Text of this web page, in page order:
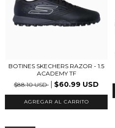
BOTINES SKECHERS RAZOR - 1.5
ACADEMY TF
$88.10 USD
$60.99 USD
AGREGAR AL CARRITO